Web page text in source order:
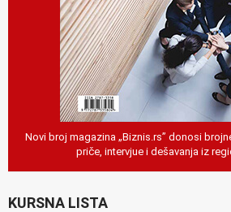
Novi broj magazina „Biznis.rs” donosi
priče, intervjue i dešavanja iz
KURSNA LISTA